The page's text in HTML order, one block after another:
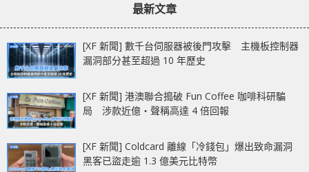
最新文章
[XF 新聞] 數千台伺服器被後門攻擊 主機板控制器
漏洞部分甚至超過 10 年歷史
[XF 新聞] 港澳聯合搗破 Fun Coffee 咖啡科研騙
局 涉款近億‧聲稱高達 4 倍回報
[XF 新聞] Coldcard 離線「冷錢包」爆出致命漏洞
黑客已盜走逾 1.3 億美元比特幣